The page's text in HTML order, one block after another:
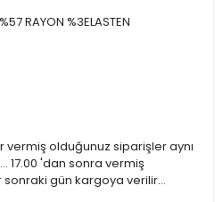
RAYON %3ELASTEN
vermiş olduğunuz siparişler aynı
17.00 'dan sonra vermiş
gün kargoya verilir...